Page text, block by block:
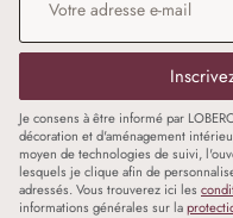
Je consens à être informé par
décoration et d'aménagement
moyen de technologies de suivi,
lesquels je clique afin de
adressés. Vous trouverez ici les
informations générales sur la